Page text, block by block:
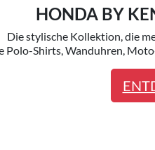
HONDA BY
Die stylische Kollektion, die
Polo-Shirts, Wanduhren,